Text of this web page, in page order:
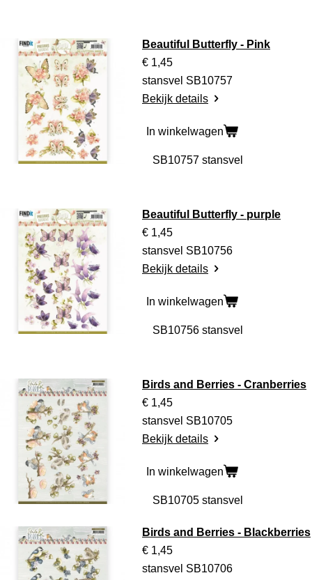
Beautiful Butterfly - Pink
€ 1,45
stansvel SB10757
Bekijk details
In winkelwagen
Beautiful Butterfly - purple
€ 1,45
stansvel SB10756
Bekijk details
In winkelwagen
Birds and Berries - Cranberries
€ 1,45
stansvel SB10705
Bekijk details
In winkelwagen
Birds and Berries - Blackberries
€ 1,45
stansvel SB10706